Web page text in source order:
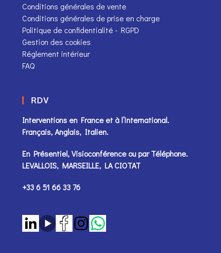
Conditions générales de vente
Conditions générales de prise en charge
Politique de confidentialité - RGPD
Gestion des cookies
Réglement intérieur
FAQ
RDV
Interventions en France et à l’international.
Français, Anglais, Italien.
En Présentiel, Visioconférence ou parTéléphone.
LEVALLOIS, MARSEILLE, LA CIOTAT
+33 6 51 66 33 76